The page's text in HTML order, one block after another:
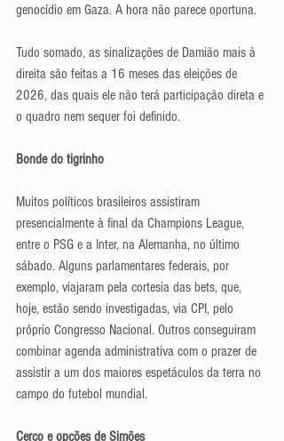
genocídio em Gaza. A hora não parece oportuna.
Tudo somado, as sinalizações de Damião mais à
direita são feitas a 16 meses das eleições de
2026, das quais ele não terá participação direta e
o quadro nem sequer foi definido.
Bonde do tigrinho
Muitos políticos brasileiros assistiram
presencialmente à final da Champions League,
entre o PSG e a Inter, na Alemanha, no último
sábado. Alguns parlamentares federais, por
exemplo, viajaram pela cortesia das bets, que,
hoje, estão sendo investigadas, via CPI, pelo
próprio Congresso Nacional. Outros conseguiram
combinar agenda administrativa com o prazer de
assistir a um dos maiores espetáculos da terra no
campo do futebol mundial.
Cerco e opções de Simões